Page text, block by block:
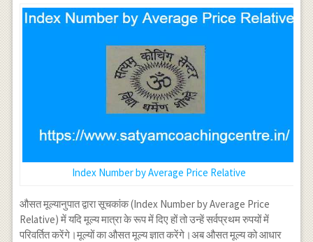
Index Number by Average Price Relative
औसत मूल्यानुपात द्वारा सूचकांक (Index Number by Average Price
Relative) में यदि मूल्य मात्रा के रूप में दिए हों तो उन्हें सर्वप्रथम रुपयों में
परिवर्तित करेंगे।मूल्यों का औसत मूल्य ज्ञात करेंगे।अब औसत मूल्य को आधार